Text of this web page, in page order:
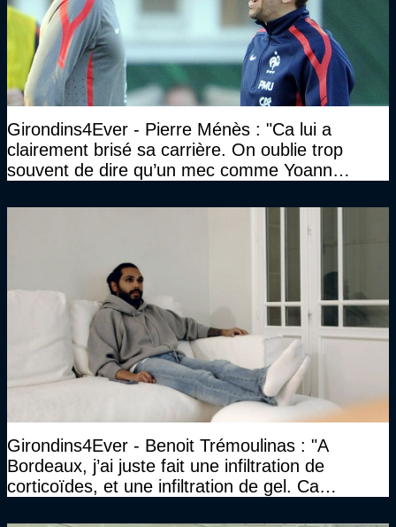
Girondins4Ever - Pierre Ménès : "Ca lui a
clairement brisé sa carrière. On oublie trop
souvent de dire qu’un mec comme Yoann
Girondins4Ever - Benoit Trémoulinas : "A
Bordeaux, j’ai juste fait une infiltration de
corticoïdes, et une infiltration de gel. Ca